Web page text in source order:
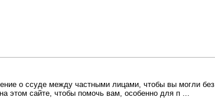
о ссуде между частными лицами, чтобы вы могли без
этом сайте, чтобы помочь вам, особенно для п ...